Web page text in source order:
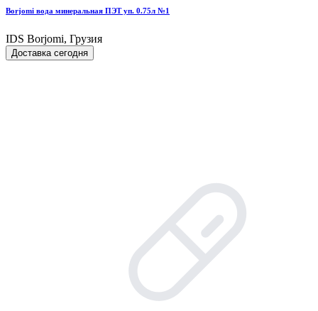
Borjomi вода минеральная ПЭТ уп. 0.75л №1
IDS Borjomi, Грузия
Доставка сегодня